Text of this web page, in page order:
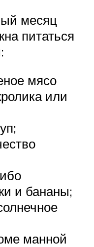
месяц
питаться
мясо
или
и бананы;
манной